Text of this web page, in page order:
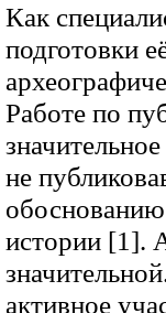
Как
подготовки
Работе по
не
обоснованию
истории [1].
активное